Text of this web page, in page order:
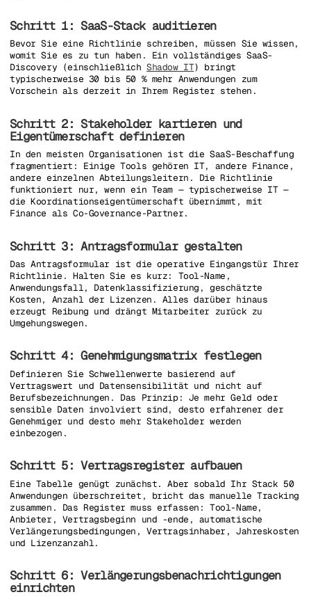
Schritt 1: SaaS-Stack auditieren
Bevor Sie eine Richtlinie schreiben, müssen Sie wissen,
womit Sie es zu tun haben. Ein vollständiges SaaS-
Discovery (einschließlichShadow IT) bringt
typischerweise 30 bis 50 % mehr Anwendungen zum
Vorschein als derzeit in Ihrem Register stehen.
Schritt 2: Stakeholder kartieren und
Eigentümerschaft definieren
In den meisten Organisationen ist die SaaS-Beschaffung
fragmentiert: Einige Tools gehören IT, andere Finance,
andere einzelnen Abteilungsleitern. Die Richtlinie
funktioniert nur, wenn ein Team — typischerweise IT —
die Koordinationseigentümerschaft übernimmt, mit
Finance als Co-Governance-Partner.
Schritt 3: Antragsformular gestalten
Das Antragsformular ist die operative Eingangstür Ihrer
Richtlinie. Halten Sie es kurz: Tool-Name,
Anwendungsfall, Datenklassifizierung, geschätzte
Kosten, Anzahl der Lizenzen. Alles darüber hinaus
erzeugt Reibung und drängt Mitarbeiter zurück zu
Umgehungswegen.
Schritt 4: Genehmigungsmatrix festlegen
Definieren Sie Schwellenwerte basierend auf
Vertragswert und Datensensibilität und nicht auf
Berufsbezeichnungen. Das Prinzip: Je mehr Geld oder
sensible Daten involviert sind, desto erfahrener der
Genehmiger und desto mehr Stakeholder werden
einbezogen.
Schritt 5: Vertragsregister aufbauen
Eine Tabelle genügt zunächst. Aber sobald Ihr Stack 50
Anwendungen überschreitet, bricht das manuelle Tracking
zusammen. Das Register muss erfassen: Tool-Name,
Anbieter, Vertragsbeginn und -ende, automatische
Verlängerungsbedingungen, Vertragsinhaber, Jahreskosten
und Lizenzanzahl.
Schritt 6: Verlängerungsbenachrichtigungen
einrichten